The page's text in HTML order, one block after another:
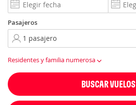
Pasajeros
Residentes y familia numerosa
BUSCAR VUELOS